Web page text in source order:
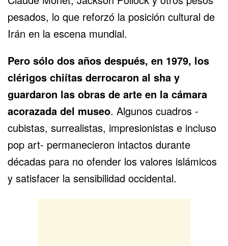
pesados, lo que reforzó la posición cultural de
Irán en la escena mundial.
Pero sólo dos años después, en 1979, los
clérigos chiítas derrocaron al sha y
guardaron las obras de arte en la cámara
acorazada del museo. Algunos cuadros -
cubistas, surrealistas, impresionistas e incluso
pop art- permanecieron intactos durante
décadas para no ofender los valores islámicos
y satisfacer la sensibilidad occidental.